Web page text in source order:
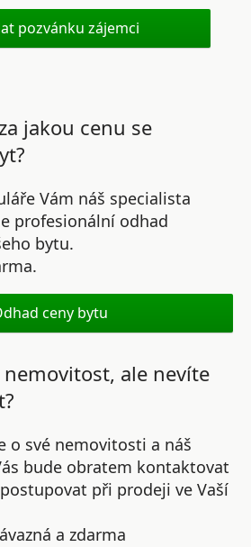
jakou cenu se
Vám náš specialista
profesionální odhad
bytu.
ceny bytu
ale nevíte
o své nemovitosti a náš
bude obratem kontaktovat
při prodeji ve Vaší
a zdarma